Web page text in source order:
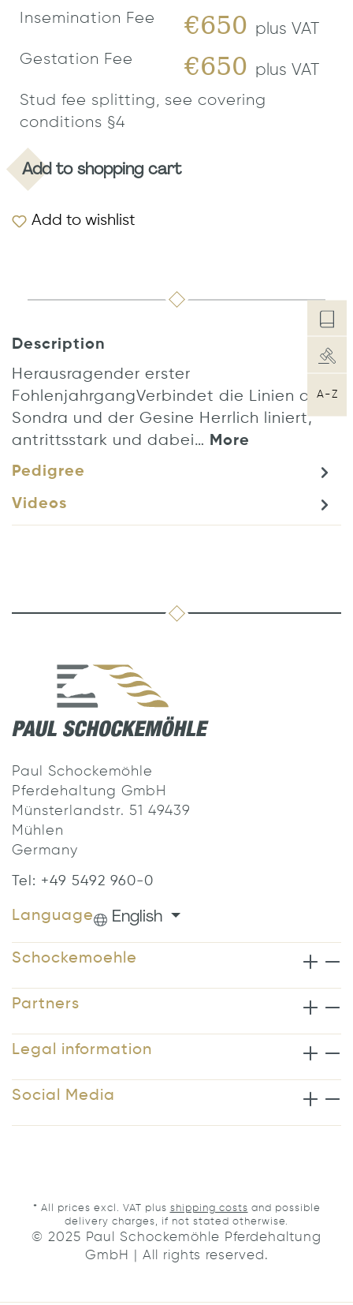
Insemination Fee
€650 plus VAT
Gestation Fee
€650 plus VAT
Stud fee splitting, see covering
conditions §4
Add to shopping cart
Add to wishlist
Description
Herausragender erster
FohlenjahrgangVerbindet die Linien der
Sondra und der Gesine Herrlich liniert,
antrittsstark und dabei… More
Pedigree
Videos
Paul Schockemöhle
Pferdehaltung GmbH
Münsterlandstr. 51 49439
Mühlen
Germany
Tel: +49 5492 960-0
Language English
Schockemoehle
Partners
Legal information
Social Media
* All prices excl. VAT plus shipping costs and possible
delivery charges, if not stated otherwise.
© 2025 Paul Schockemöhle Pferdehaltung
GmbH | All rights reserved.
A-Z